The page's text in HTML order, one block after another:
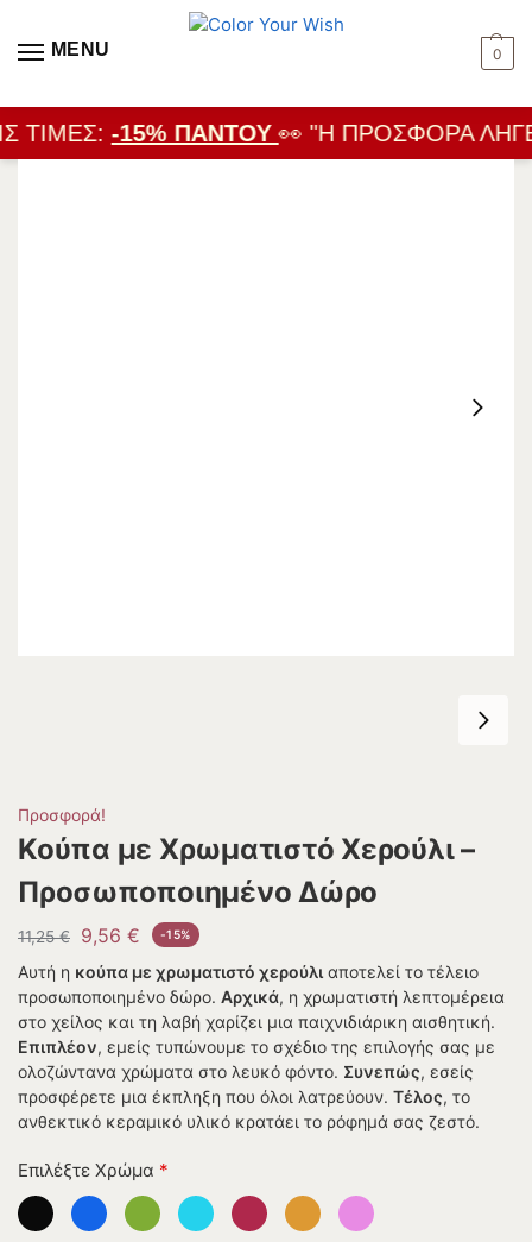
MENU 0
ΤΙΜΈΣ:-15% ΠΑΝΤΟΎ👀 "Η ΠΡΟΣΦΟΡΆ
Προσφορά!
Κούπα με Χρωματιστό Χερούλι –
Προσωποποιημένο Δώρο
11,25€ 9,56 € -15%
Αυτή η κούπα με χρωματιστό χερούλι αποτελεί το τέλειο
προσωποποιημένο δώρο. Αρχικά, η χρωματιστή λεπτομέρεια
στο χείλος και τη λαβή χαρίζει μια παιχνιδιάρικη αισθητική.
Επιπλέον, εμείς τυπώνουμε το σχέδιο της επιλογής σας με
ολοζώντανα χρώματα στο λευκό φόντο. Συνεπώς, εσείς
προσφέρετε μια έκπληξη που όλοι λατρεύουν. Τέλος, το
ανθεκτικό κεραμικό υλικό κρατάει το ρόφημά σας ζεστό.
Επιλέξτε Χρώμα *